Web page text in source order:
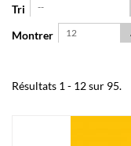
Tri --
Montrer 12
Résultats 1 - 12 sur 95.